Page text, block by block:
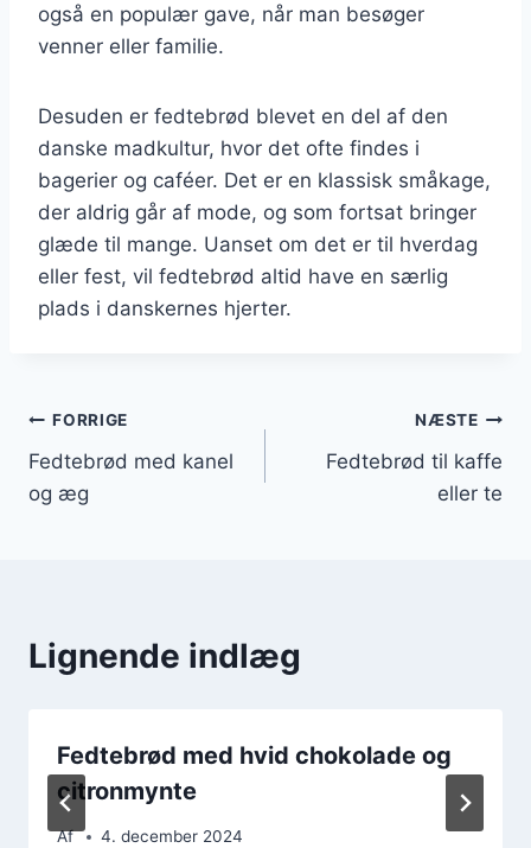
også en populær gave, når man besøger
venner eller familie.
Desuden er fedtebrød blevet en del af den
danske madkultur, hvor det ofte findes i
bagerier og caféer. Det er en klassisk småkage,
der aldrig går af mode, og som fortsat bringer
glæde til mange. Uanset om det er til hverdag
eller fest, vil fedtebrød altid have en særlig
plads i danskernes hjerter.
Indlægsnavigation
FORRIGE
Fedtebrød med kanel
og æg
NÆSTE
Fedtebrød til kaffe
eller te
Lignende indlæg
Fedtebrød med hvid chokolade og
citronmynte
Af 4. december 2024